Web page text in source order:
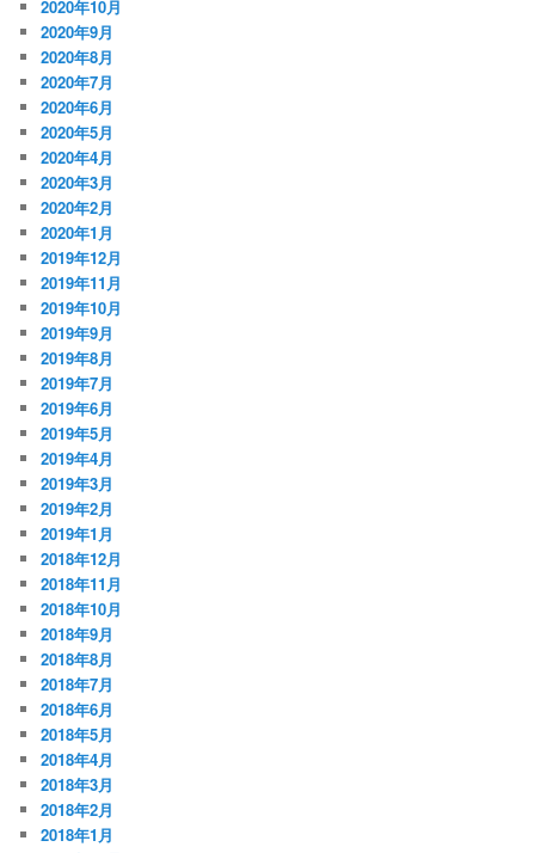
2020年10月
2020年9月
2020年8月
2020年7月
2020年6月
2020年5月
2020年4月
2020年3月
2020年2月
2020年1月
2019年12月
2019年11月
2019年10月
2019年9月
2019年8月
2019年7月
2019年6月
2019年5月
2019年4月
2019年3月
2019年2月
2019年1月
2018年12月
2018年11月
2018年10月
2018年9月
2018年8月
2018年7月
2018年6月
2018年5月
2018年4月
2018年3月
2018年2月
2018年1月